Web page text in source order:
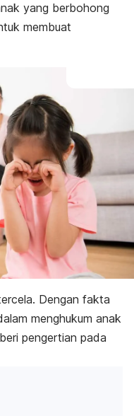
yang berbohong
membuat
Dengan fakta
menghukum anak
pengertian pada